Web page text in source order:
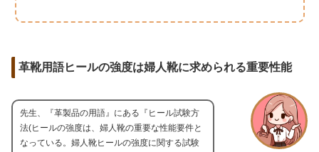
革靴用語ヒールの強度は婦人靴に求められる重要性能
先生、『革製品の用語』にある『ヒール試験方
法(ヒールの強度は、婦人靴の重要な性能要件と
なっている。婦人靴ヒールの強度に関する試験